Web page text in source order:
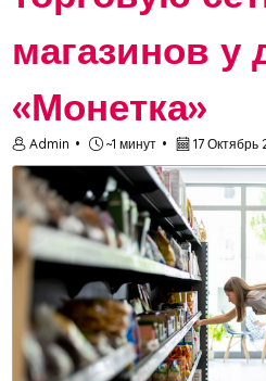
магазинов у
«Монетка»
Admin ~1 минут 17 Октябрь